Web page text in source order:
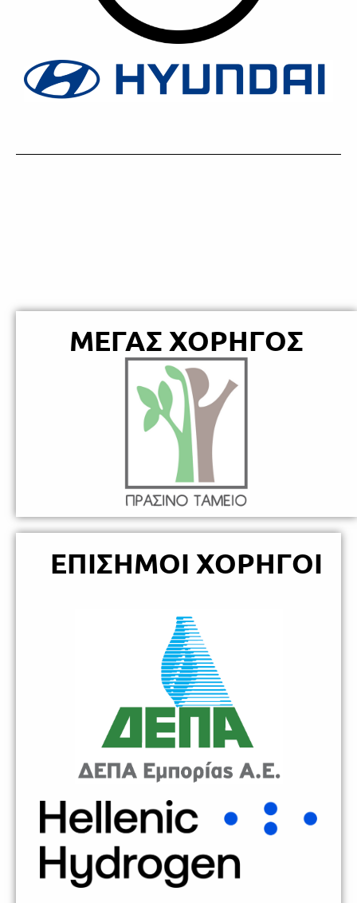
ΜΕΓΑΣ ΧΟΡΗΓΟΣ
ΕΠΙΣΗΜΟΙ ΧΟΡΗΓΟΙ